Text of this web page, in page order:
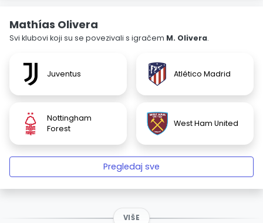
Mathías Olivera
Svi klubovi koji su se povezivali s igračem M. Olivera.
Juventus Atlético Madrid
Nottingham
Forest
West Ham United
Pregledaj sve
VIŠE